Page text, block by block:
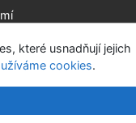
Bohemia, s.r.o.
které usnadňují jejich
cookies.